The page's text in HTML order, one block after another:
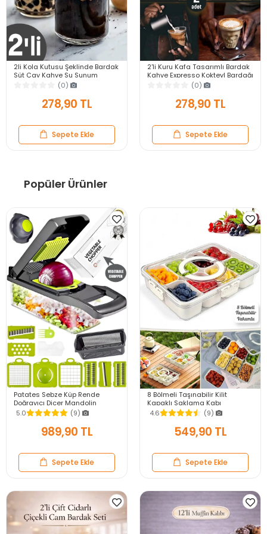
2li Kola Kutusu Şeklinde Bardak
Süt Çay Kahve Su Sunum
Bardağı Isıya Dayanıklı
Borosilikat Bardak
(0)
278,90 TL
Sepete Ekle
2'li Kuru Kafa Tasarımlı Bardak
Kahve Expresso Kokteyl Bardağı
Kristal Skull Çift Cidarlı Cam
(0)
278,90 TL
Sepete Ekle
Popüler Ürünler
Patates Sebze Küp Rende
Doğrayıcı Dicer Mandolin
Dilimleyici Jülyen Kesici
Vegetable Chopper Seti
5.0 (9)
989,90 TL
Sepete Ekle
8 Bölmeli Taşınabilir Kilit
Kapaklı Saklama Kabı
Kahvaltılık Organizer Piknik Seti
Gıda Kutusu
4.6 (9)
549,90 TL
Sepete Ekle